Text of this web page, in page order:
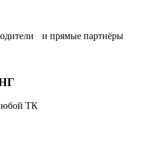
и прямые партнёры
ТК